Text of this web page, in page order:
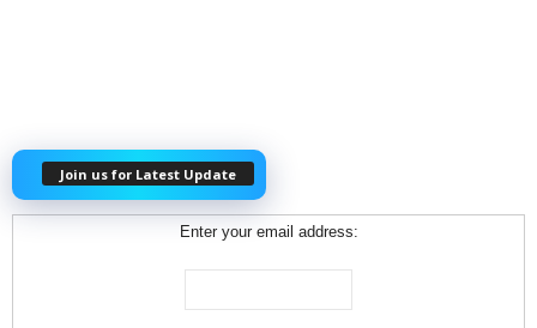
Join us for Latest Update
Enter your email address: